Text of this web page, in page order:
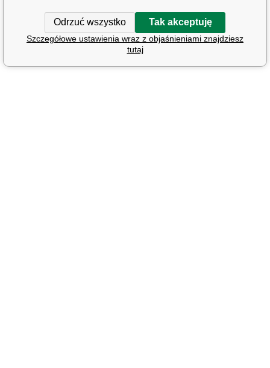
Odrzuć wszystko Tak akceptuję
Szczegółowe ustawienia wraz z objaśnieniami znajdziesz
tutaj